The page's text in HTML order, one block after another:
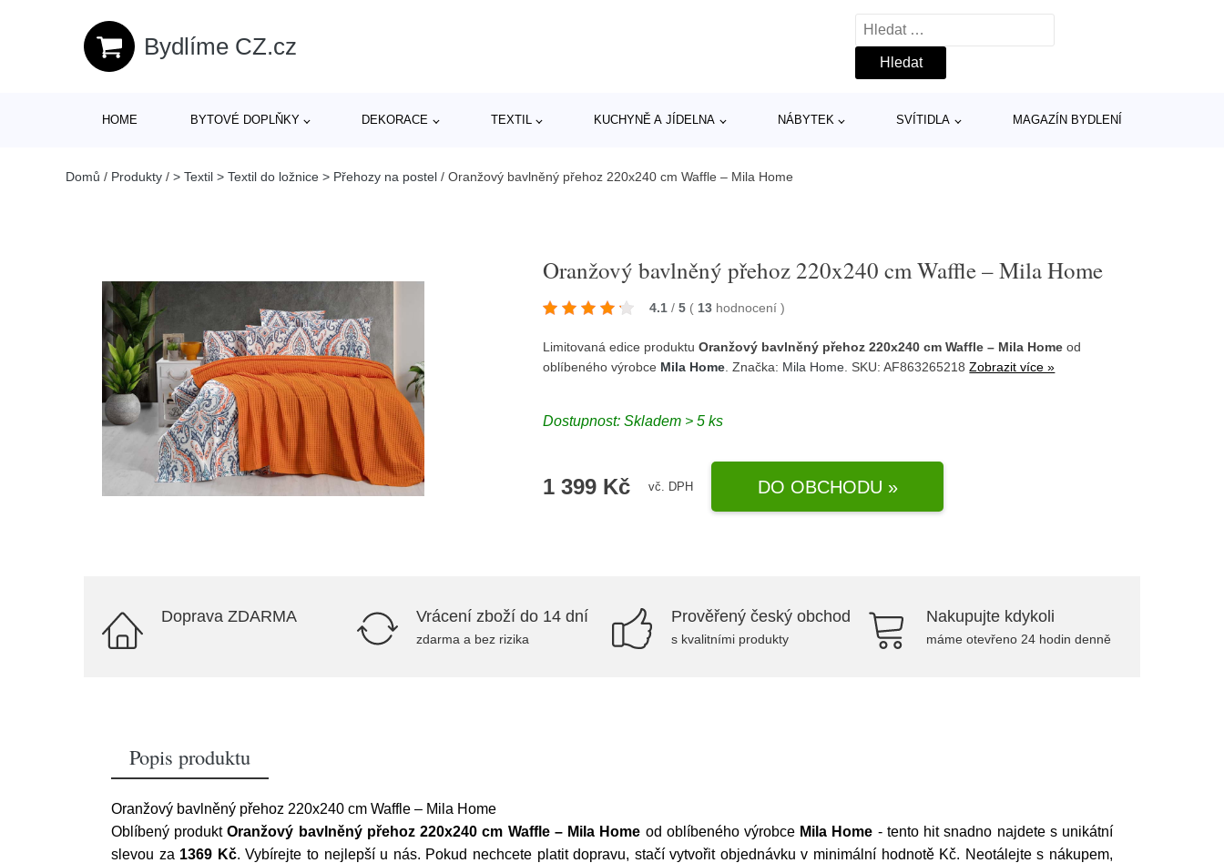
Bydlíme CZ.cz
Vyhledávání
HOME BYTOVÉ DOPLŇKY DEKORACE TEXTIL KUCHYNĚ A JÍDELNA NÁBYTEK SVÍTIDLA MAGAZÍN BYDLENÍ
Domů / Produkty / > Textil > Textil do ložnice > Přehozy na postel / Oranžový bavlněný přehoz 220x240 cm Waffle – Mila Home
Oranžový bavlněný přehoz 220x240 cm Waffle – Mila Home
4.1 / 5 ( 13 hodnocení)
Limitovaná edice produktuOranžový bavlněný přehoz 220x240 cm Waffle – Mila Home od
oblíbeného výrobce Mila Home . Značka: Mila Home . SKU: AF863265218Zobrazit více »
Dostupnost:Skladem > 5 ks
1 399 Kč vč. DPH DO OBCHODU »
Doprava ZDARMA Vrácení zboží do 14 dní
zdarma a bez rizika
Prověřený český obchod
s kvalitními produkty
Nakupujte kdykoli
máme otevřeno 24 hodin denně
Popis produktu
Oranžový bavlněný přehoz 220x240 cm Waffle – Mila Home
Oblíbený produktOranžový bavlněný přehoz 220x240 cm Waffle – Mila Home od oblíbeného výrobce Mila Home - tento hit snadno najdete s unikátní
slevou za 1369 Kč. Vybírejte to nejlepší u nás. Pokud nechcete platit dopravu, stačí vytvořit objednávku v minimální hodnotě Kč. Neotálejte s nákupem,